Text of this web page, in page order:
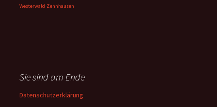
Westerwald Zehnhausen
Sie sind am Ende
Datenschutzerklärung